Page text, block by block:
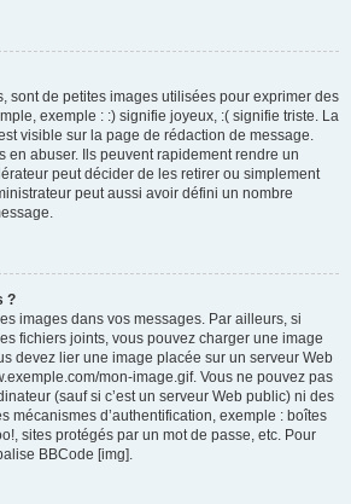
sont de petites images utilisées pour exprimer des
exemple : :) signifie joyeux, :( signifie triste. La
visible sur la page de rédaction de message.
en abuser. Ils peuvent rapidement rendre un
peut décider de les retirer ou simplement
peut aussi avoir défini un nombre
?
images dans vos messages. Par ailleurs, si
fichiers joints, vous pouvez charger une image
devez lier une image placée sur un serveur Web
mon-image.gif. Vous ne pouvez pas
(sauf si c’est un serveur Web public) ni des
mécanismes d’authentification, exemple : boîtes
sites protégés par un mot de passe, etc. Pour
BBCode [img].